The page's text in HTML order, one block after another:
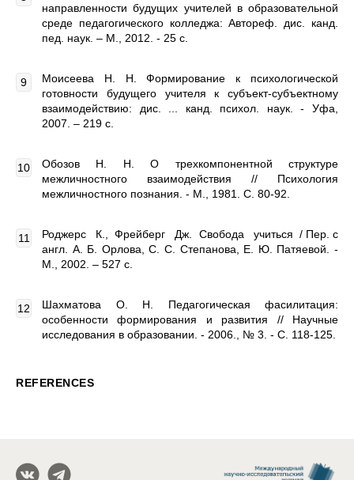
направленности будущих учителей в образовательной
среде педагогического колледжа: Автореф. дис. канд.
пед. наук. – М., 2012. - 25 с.
Моисеева Н. Н. Формирование к психологической
готовности будущего учителя к субъект-субъектному
взаимодействию: дис. ... канд. психол. наук. - Уфа,
2007. – 219 с.
Обозов Н. Н. О трехкомпонентной структуре
межличностного взаимодействия // Психология
межличностного познания. - М., 1981. С. 80-92.
Роджерс К., Фрейберг Дж. Свобода учиться / Пер. с
англ. А. Б. Орлова, С. С. Степанова, Е. Ю. Патяевой. -
М., 2002. – 527 с.
Шахматова О. Н. Педагогическая фасилитация:
особенности формирования и развития // Научные
исследования в образовании. - 2006., № 3. - С. 118-125.
REFERENCES